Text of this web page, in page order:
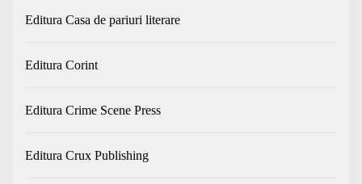
Editura Casa de pariuri literare
Editura Corint
Editura Crime Scene Press
Editura Crux Publishing